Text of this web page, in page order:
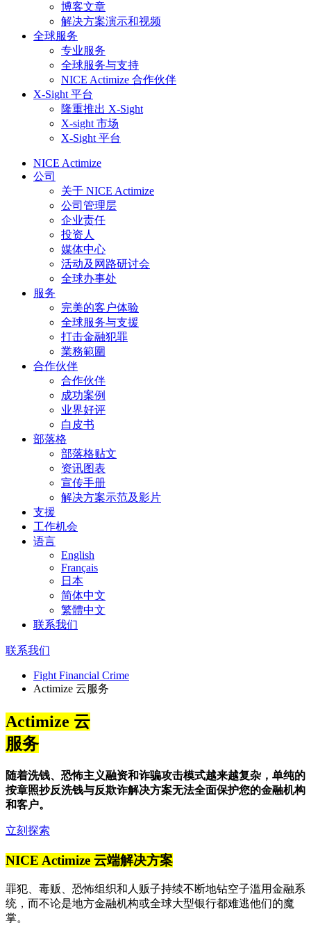
博客文章
解决方案演示和视频
全球服务
专业服务
全球服务与支持
NICE Actimize 合作伙伴
X-Sight 平台
隆重推出 X-Sight​​​
X-sight 市场
X-Sight 平台
NICE Actimize
公司
关于 NICE Actimize
公司管理层
企业责任
投资人
媒体中心
活动及网路研讨会
全球办事处
服务
完美的客户体验
全球服务与支援
打击金融犯罪
業務範圍
合作伙伴
合作伙伴
成功案例
业界好评
白皮书
部落格
部落格贴文
资讯图表
宣传手册
解决方案示范及影片
支援
工作机会
语言
English
Français
日本
简体中文
繁體中文
联系我们
联系我们
Fight Financial Crime
Actimize 云服务
Actimize 云
服务
随着洗钱、恐怖主义融资和诈骗攻击模式越来越复杂，单纯的
按章照抄反洗钱与反欺诈解决方案无法全面保护您的金融机构
和客户。
立刻探索
NICE Actimize 云端解决方案
罪犯、毒贩、恐怖组织和人贩子持续不断地钻空子滥用金融系
统，而不论是地方金融机构或全球大型银行都难逃他们的魔
掌。